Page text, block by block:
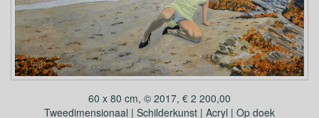
60 x 80 cm, © 2017, € 2 200,00
Tweedimensionaal | Schilderkunst | Acryl | Op doek